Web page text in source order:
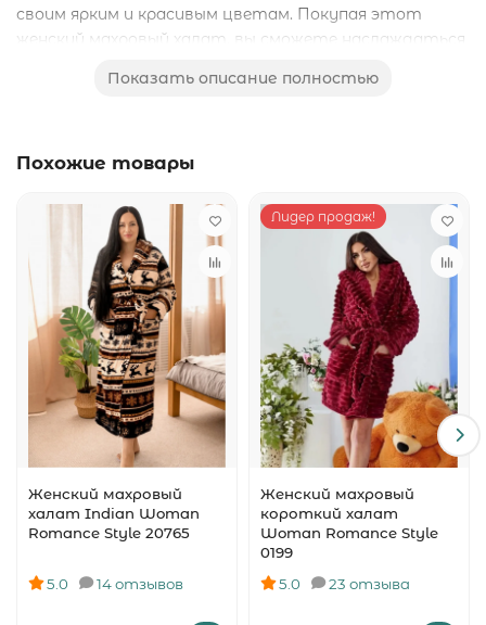
своим ярким и красивым цветам. Покупая этот
женский махровый халат, вы сможете наслаждаться
можно прямо сейчас в нашем интернет-магазине. Не
Показать описание полностью
Похожие товары
Женский махровый
халат Indian Woman
Romance Style 20765
5.0 14 отзывов
Лидер продаж!
Женский махровый
короткий халат
Woman Romance Style
0199
5.0
23 отзыва